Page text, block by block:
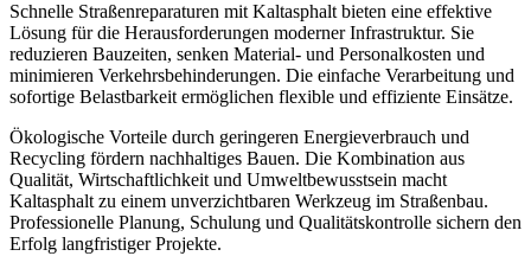
Schnelle Straßenreparaturen mit Kaltasphalt bieten eine effektive
Lösung für die Herausforderungen moderner Infrastruktur. Sie
reduzieren Bauzeiten, senken Material- und Personalkosten und
minimieren Verkehrsbehinderungen. Die einfache Verarbeitung und
sofortige Belastbarkeit ermöglichen flexible und effiziente Einsätze.
Ökologische Vorteile durch geringeren Energieverbrauch und
Recycling fördern nachhaltiges Bauen. Die Kombination aus
Qualität, Wirtschaftlichkeit und Umweltbewusstsein macht
Kaltasphalt zu einem unverzichtbaren Werkzeug im Straßenbau.
Professionelle Planung, Schulung und Qualitätskontrolle sichern den
Erfolg langfristiger Projekte.